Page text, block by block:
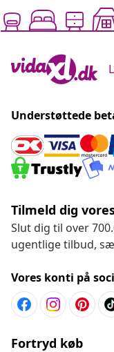
Understøttede
Tilmeld dig
Slut dig til over
ugentlige tilbud,
Vores konti på
Fortryd køb